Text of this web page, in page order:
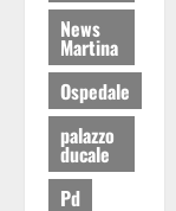
News
Martina
Ospedale
palazzo
ducale
Pd